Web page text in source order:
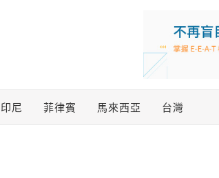
印尼 菲律賓 馬來西亞 台灣